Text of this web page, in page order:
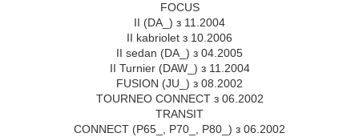
FOCUS
II (DA_) з 11.2004
II kabriolet з 10.2006
II sedan (DA_) з 04.2005
II Turnier (DAW_) з 11.2004
FUSION (JU_) з 08.2002
TOURNEO CONNECT з 06.2002
TRANSIT
CONNECT (P65_, P70_, P80_) з 06.2002